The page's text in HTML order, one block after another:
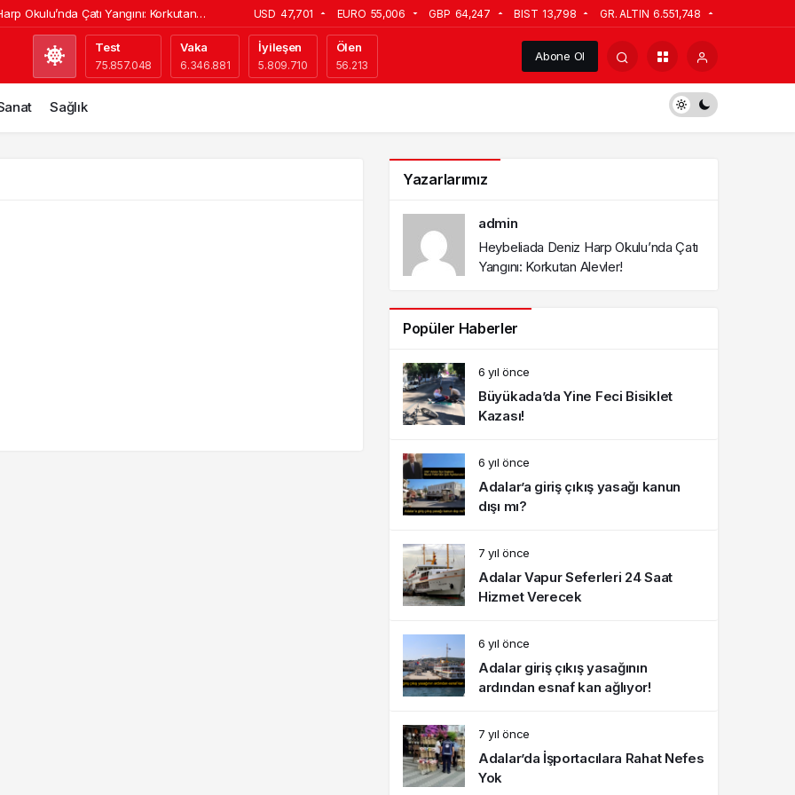
Okulu’nda Çatı Yangını: Korkutan
İstanbul Bakırköy’de Otel Seçimi
Yüzde 10 Zam! 2026 Güncel Tarife
Değişti: İkinci Adres Gösterenler
USD 47,701 EURO 55,006 GBP 64,247 BIST 13,798 GR. ALTIN 6.551,748
Test
75.857.048
Vaka
6.346.881
İyileşen
5.809.710
Ölen
56.213
Abone Ol
Sağlık
Yazarlarımız
admin
Heybeliada Deniz Harp Okulu’nda Çatı
Yangını: Korkutan Alevler!
Popüler Haberler
6 yıl önce
Büyükada’da Yine Feci Bisiklet
Kazası!
6 yıl önce
Adalar’a giriş çıkış yasağı kanun
dışı mı?
7 yıl önce
Adalar Vapur Seferleri 24 Saat
Hizmet Verecek
6 yıl önce
Adalar giriş çıkış yasağının
ardından esnaf kan ağlıyor!
7 yıl önce
Adalar’da İşportacılara Rahat Nefes
Yok